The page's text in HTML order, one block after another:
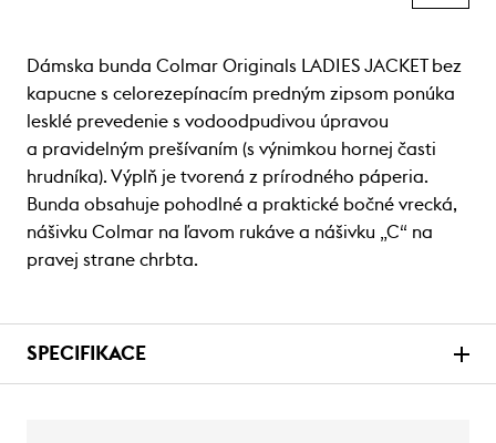
Dámska bunda Colmar Originals LADIES JACKET bez
kapucne s celorezepínacím predným zipsom ponúka
lesklé prevedenie s vodoodpudivou úpravou
a pravidelným prešívaním (s výnimkou hornej časti
hrudníka). Výplň je tvorená z prírodného páperia.
Bunda obsahuje pohodlné a praktické bočné vrecká,
nášivku Colmar na ľavom rukáve a nášivku „C“ na
pravej strane chrbta.
SPECIFIKACE